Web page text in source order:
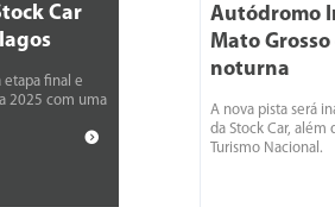
Car
etapa final e
2025 com uma
Autódromo
Mato
noturna
A nova pista será
da Stock Car, além
Turismo Nacional.